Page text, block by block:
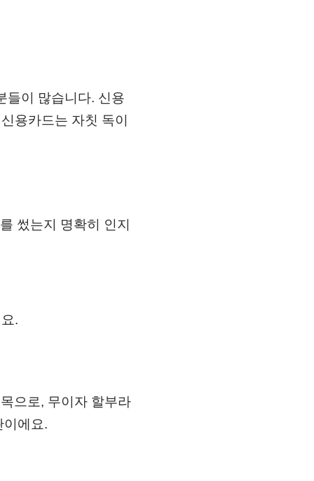
들이 많습니다. 신용
용카드는 자칫 독이
썼는지 명확히 인지
.
으로, 무이자 할부라
이에요.